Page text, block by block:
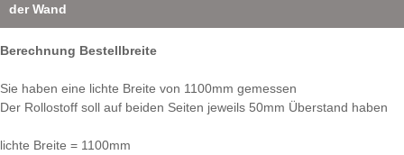
der Wand
Berechnung Bestellbreite
Sie haben eine lichte Breite von 1100mm gemessen
Der Rollostoff soll auf beiden Seiten jeweils 50mm Überstand haben
lichte Breite = 1100mm